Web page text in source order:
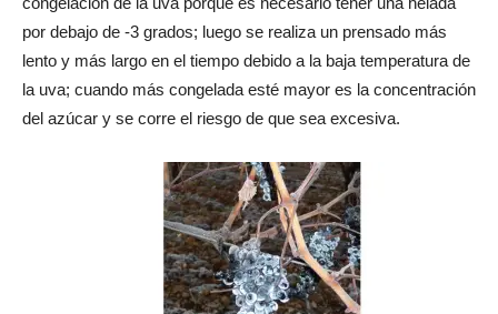
por debajo de -3 grados; luego se realiza un prensado más
lento y más largo en el tiempo debido a la baja temperatura de
la uva; cuando más congelada esté mayor es la concentración
del azúcar y se corre el riesgo de que sea excesiva.